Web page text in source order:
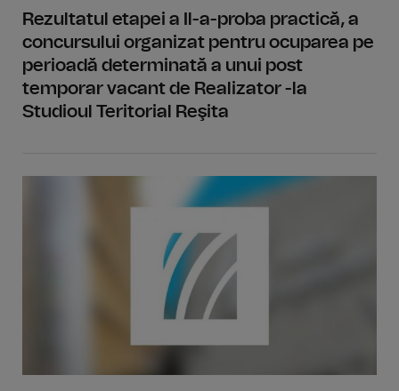
Rezultatul etapei a Il-a-proba practică, a
concursului organizat pentru ocuparea pe
perioadă determinată a unui post
temporar vacant de Realizator -la
Studioul Teritorial Reşita